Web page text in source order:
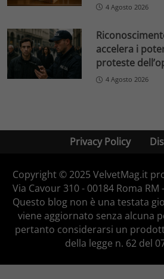
4 Agosto 2026
accelera i
proteste
4 Agosto 2026
Privacy Policy
Copyright © 2025 VelvetMag.it
Via Cavour 310 - 00184 Roma RM
Questo blog non è una testata
viene aggiornato senza alcuna
pertanto considerarsi un
della legge n. 62 del